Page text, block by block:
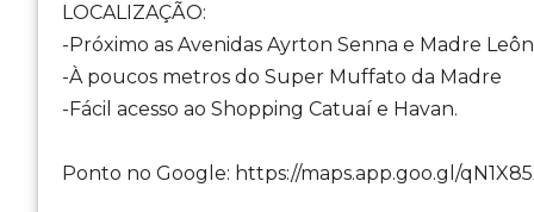
LOCALIZAÇÃO:
-Próximo as Avenidas Ayrton Senna e Madre
-À poucos metros do Super Muffato da Madre
-Fácil acesso ao Shopping Catuaí e Havan.
Ponto no Google: https://maps.app.goo.gl/